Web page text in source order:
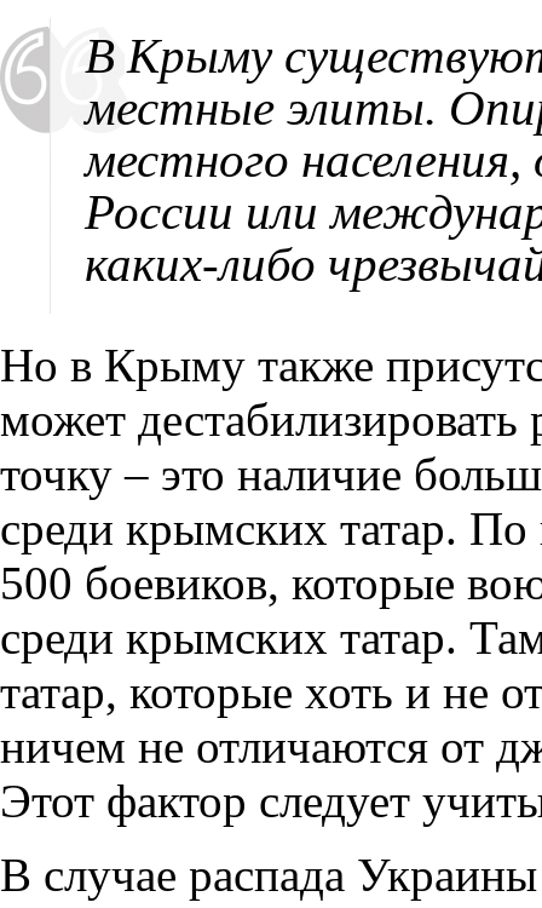
В Крыму
местные элиты.
местного
России или
каких-либо
Но в Крыму также
может
точку – это наличие
среди крымских татар.
500 боевиков, которые
среди крымских татар.
татар, которые хоть и не
ничем не отличаются от
Этот фактор следует
В случае распада